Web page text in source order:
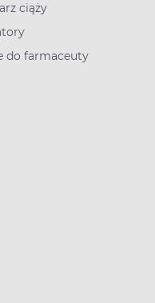
ciąży
do farmaceuty